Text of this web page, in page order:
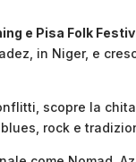
e Pisa Folk
in Niger, e
scopre la
rock e